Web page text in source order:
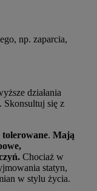
np. zaparcia,
działania
Skonsultuj się z
tolerowane. Mają
Chociaż w
statyn,
w stylu życia.